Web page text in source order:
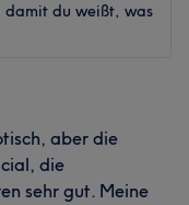
damit du weißt, was
aber die
die
sehr gut. Meine